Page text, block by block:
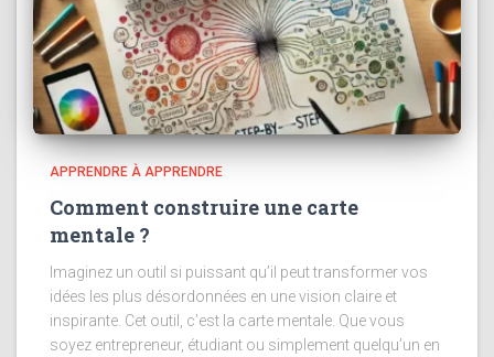
APPRENDRE À APPRENDRE
Comment construire une carte
mentale ?
Imaginez un outil si puissant qu’il peut transformer vos
idées les plus désordonnées en une vision claire et
inspirante. Cet outil, c’est la carte mentale. Que vous
soyez entrepreneur, étudiant ou simplement quelqu’un en